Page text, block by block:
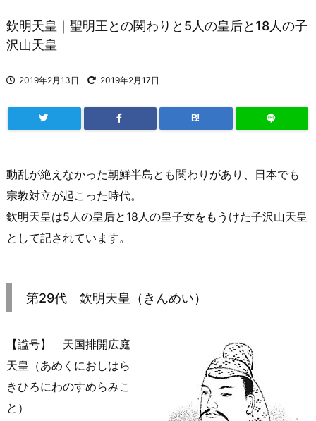
欽明天皇｜聖明王との関わりと5人の皇后と18人の子
沢山天皇
2019年2月13日 2019年2月17日
B!
動乱が絶えなかった朝鮮半島とも関わりがあり、日本でも
宗教対立が起こった時代。
欽明天皇は5人の皇后と18人の皇子女をもうけた子沢山天皇
として記されています。
第29代 欽明天皇（きんめい）
【諡号】 天国排開広庭
天皇（あめくにおしはら
きひろにわのすめらみこ
と）